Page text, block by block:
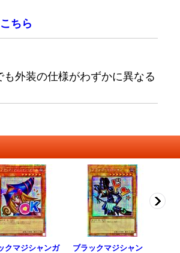
こちら
外装の仕様がわずかに異なる
クマジシャンガ
ブラックマジシャン